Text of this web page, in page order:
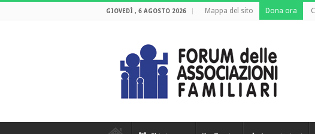
GIOVEDÌ , 6 AGOSTO 2026 Mappa del sito Dona ora